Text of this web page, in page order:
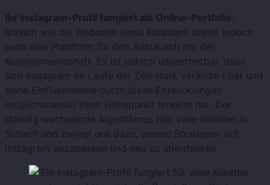
Ihr Instagram-Profil fungiert als Online-Portfolio
ähnlich wie die Webseite eines Künstlers, bietet jedoch
auch eine Plattform für den Austausch mit der
Kunstgemeinschaft. Es ist jedoch unbestreitbar, dass
sich Instagram im Laufe der Zeit stark verändert hat und
seine Einflussnahme durch diese Entwicklungen
möglicherweise ihren Höhepunkt erreicht hat. Der
ständig wechselnde Algorithmus hält viele Künstler in
Schach und zwingt uns dazu, unsere Strategien auf
Instagram anzupassen und neu zu überdenken.